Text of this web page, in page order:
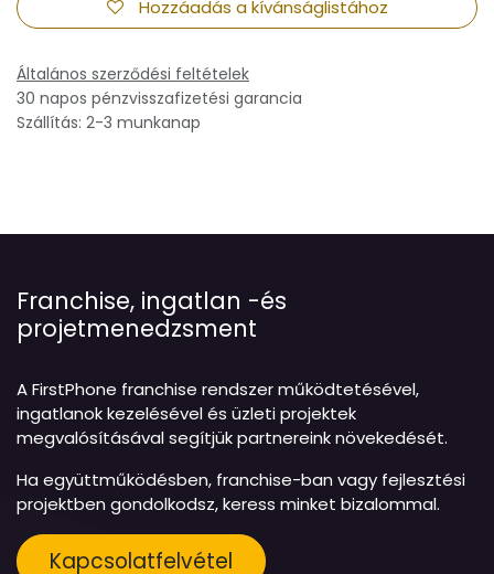
Hozzáadás a kívánságlistához
Általános szerződési feltételek
30 napos pénzvisszafizetési garancia
Szállítás: 2-3 munkanap
Franchise, ingatlan -és
projetmenedzsment
A FirstPhone franchise rendszer működtetésével,
ingatlanok kezelésével és üzleti projektek
megvalósításával segítjük partnereink növekedését.
Ha együttműködésben, franchise-ban vagy fejlesztési
projektben gondolkodsz, keress minket bizalommal.
Kapcsolatfelvétel